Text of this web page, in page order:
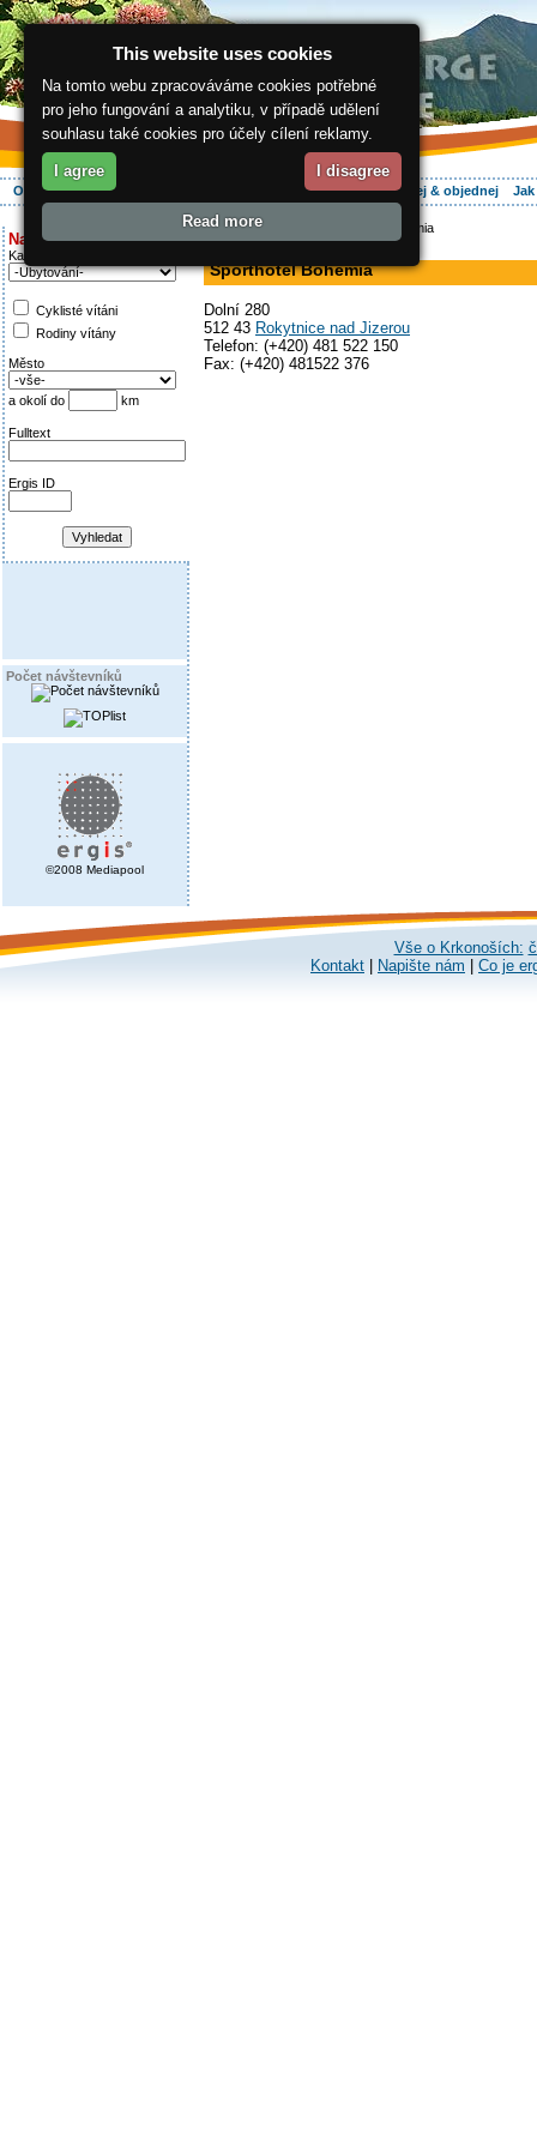
O regionu Aktivně Ubytování Hledej & objednej
Najděte si:
Kategorie
Cyklisté vítáni
Rodiny vítány
Město
a okolí do km
Fulltext
Ergis ID
Počet návštevníků
©2008 Mediapool
ergis.cz> > Sporthotel Bohemia
Sporthotel Bohemia
Dolní 280
512 43 Rokytnice nad Jizerou
Telefon: (+420) 481 522 150
Fax: (+420) 481522 376
Vše o Krkonoších:
Kontakt
Napište nám Co je
This website uses cookies
Na tomto webu zpracováváme cookies potřebné
pro jeho fungování a analytiku, v případě udělení
souhlasu také cookies pro účely cílení reklamy.
I agree I disagree
Read more